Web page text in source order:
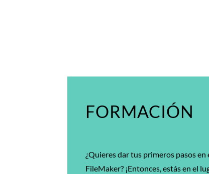
FORMACIÓN
¿Quieres dar tus primeros pasos
FileMaker? ¡Entonces, estás en el